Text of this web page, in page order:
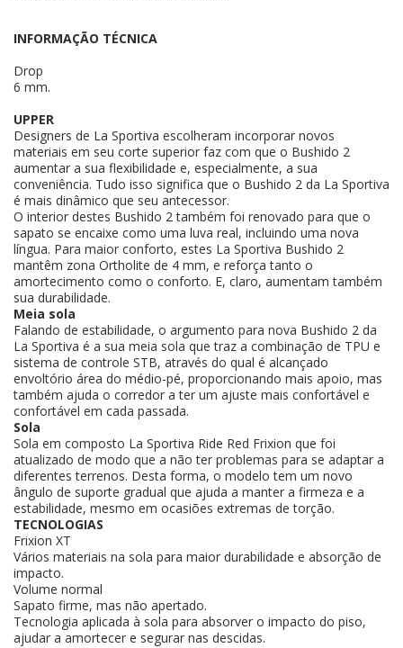
INFORMAÇÃO TÉCNICA
Drop
6 mm.
UPPER
Designers de La Sportiva escolheram incorporar novos
materiais em seu corte superior faz com que o Bushido 2
aumentar a sua flexibilidade e, especialmente, a sua
conveniência. Tudo isso significa que o Bushido 2 da La Sportiva
é mais dinâmico que seu antecessor.
O interior destes Bushido 2 também foi renovado para que o
sapato se encaixe como uma luva real, incluindo uma nova
língua. Para maior conforto, estes La Sportiva Bushido 2
mantêm zona Ortholite de 4 mm, e reforça tanto o
amortecimento como o conforto. E, claro, aumentam também
sua durabilidade.
Meia sola
Falando de estabilidade, o argumento para nova Bushido 2 da
La Sportiva é a sua meia sola que traz a combinação de TPU e
sistema de controle STB, através do qual é alcançado
envoltório área do médio-pé, proporcionando mais apoio, mas
também ajuda o corredor a ter um ajuste mais confortável e
confortável em cada passada.
Sola
Sola em composto La Sportiva Ride Red Frixion que foi
atualizado de modo que a não ter problemas para se adaptar a
diferentes terrenos. Desta forma, o modelo tem um novo
ângulo de suporte gradual que ajuda a manter a firmeza e a
estabilidade, mesmo em ocasiões extremas de torção.
TECNOLOGIAS
Frixion XT
Vários materiais na sola para maior durabilidade e absorção de
impacto.
Volume normal
Sapato firme, mas não apertado.
Tecnologia aplicada à sola para absorver o impacto do piso,
ajudar a amortecer e segurar nas descidas.